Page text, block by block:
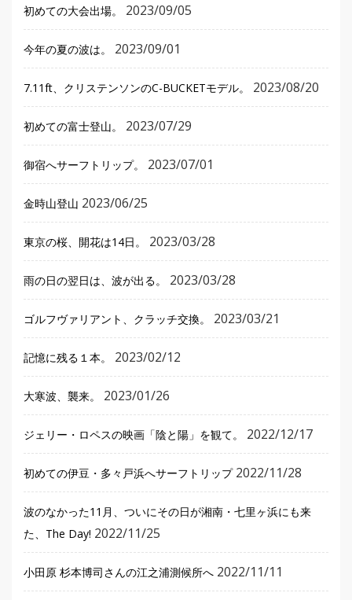
初めての大会出場。 2023/09/05
今年の夏の波は。 2023/09/01
7.11ft、クリステンソンのC-BUCKETモデル。 2023/08/20
初めての富士登山。 2023/07/29
御宿へサーフトリップ。 2023/07/01
金時山登山 2023/06/25
東京の桜、開花は14日。 2023/03/28
雨の日の翌日は、波が出る。 2023/03/28
ゴルフヴァリアント、クラッチ交換。 2023/03/21
記憶に残る１本。 2023/02/12
大寒波、襲来。 2023/01/26
ジェリー・ロペスの映画「陰と陽」を観て。 2022/12/17
初めての伊豆・多々戸浜へサーフトリップ 2022/11/28
波のなかった11月、ついにその日が湘南・七里ヶ浜にも来
た、The Day! 2022/11/25
小田原 杉本博司さんの江之浦測候所へ 2022/11/11